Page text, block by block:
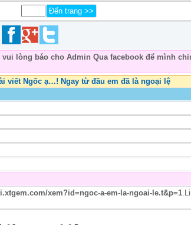
lòng báo cho Admin Qua facebook để mình
viết Ngốc ạ…! Ngay từ đầu em đã là ngoại lệ
xem?id=ngoc-a-em-la-ngoai-le.t&p=1